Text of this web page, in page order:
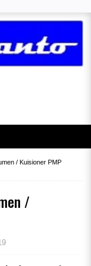
/ Kuisioner PMP
/